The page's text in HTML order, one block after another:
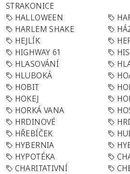
STRAKONICE
HALLOWEEN
HARLEM SHAKE
HEJLÍK
HIGHWAY 61
HLASOVÁNÍ
HLUBOKÁ
HOBIT
HOKEJ
HORKÁ VANA
HRDINOVÉ
HŘEBÍČEK
HYBERNIA
HYPOTÉKA
CHARITATIVNÍ